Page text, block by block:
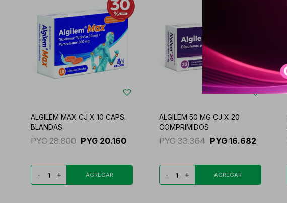
ALGILEM MAX CJ X 10 CAPS.
BLANDAS
PYG 28.800 PYG 20.160
- +
ALGILEM 50 MG CJ X 20
COMPRIMIDOS
PYG 33.364 PYG 16.682
- +